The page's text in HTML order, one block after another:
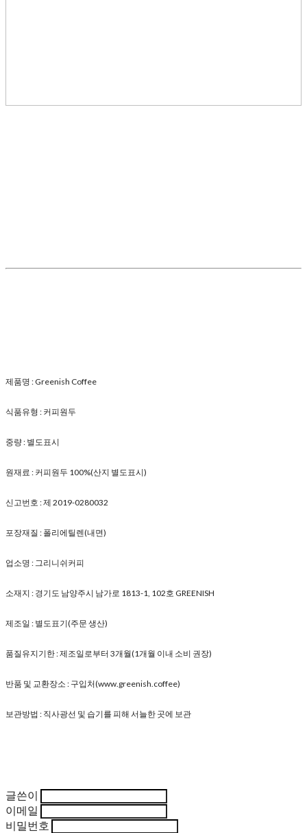
제품명 : Greenish Coffee
식품유형 : 커피원두
중량 : 별도표시
원재료 : 커피원두 100%(산지 별도표시)
신고번호 : 제 2019-0280032
포장재질 : 폴리에틸렌(내면)
업소명 : 그리니쉬커피
소재지 : 경기도 남양주시 남가로 1813-1, 102호 GREENISH
제조일 : 별도표기(주문 생산)
품질유지기한 : 제조일로부터 3개월(1개월 이내 소비 권장)
반품 및 교환장소 : 구입처(www.greenish.coffee)
보관방법 : 직사광선 및 습기를 피해 서늘한 곳에 보관
글쓴이
이메일
비밀번호